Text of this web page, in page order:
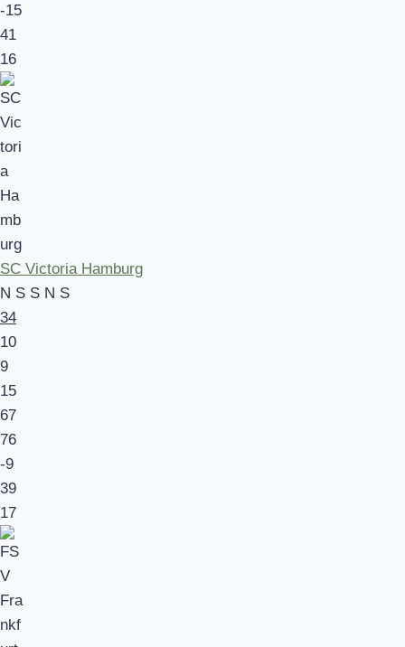
-15
41
16
SC Victoria Hamburg
N S S N S
34
10
9
15
67
76
-9
39
17